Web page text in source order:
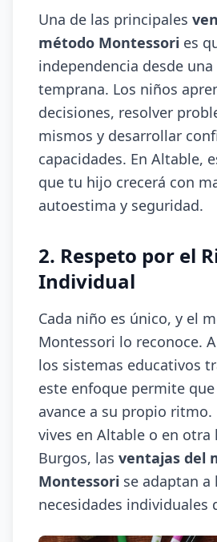
Una de las principales
método Montessori es
independencia desde una
temprana. Los niños
decisiones, resolver
mismos y desarrollar
capacidades. En Altable,
que tu hijo crecerá con
autoestima y seguridad.
2. Respeto por el
Individual
Cada niño es único, y el
Montessori lo reconoce.
los sistemas educativos
este enfoque permite
avance a su propio
vives en Altable o en otra
Burgos, las ventajas del
Montessori se adaptan a
necesidades individuales